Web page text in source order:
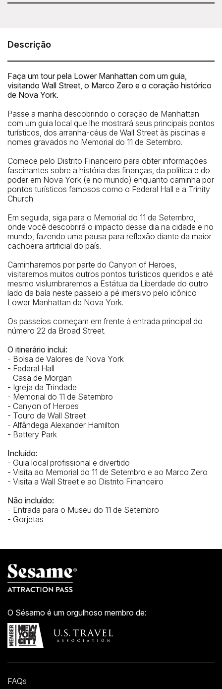
Telefone: +1 (929) 255-3971
Metrô mais próximo
Broad St
Parada de ônibus mais próxima
Descrição
Faça um tour pela Lower Manhattan com um guia,
visitando Wall Street, o Marco Zero e o coração histórico
de Nova York.
Passe a manhã descobrindo o coração de Manhattan
com um guia local que lhe mostrará seus principais pontos
turísticos, dos arranha-céus de Wall Street às piscinas e
nomes gravados no Memorial do 11 de Setembro.
Comece pelo Distrito Financeiro para obter informações
fascinantes sobre a história das finanças, da política e do
poder em Nova York (e no mundo) enquanto caminha por
pontos turísticos famosos como o Federal Hall e a Trinity
Church.
Em seguida, siga para o Memorial do 11 de Setembro,
onde você descobrirá o impacto desse dia na cidade e no
mundo, fazendo uma pausa para reflexão diante da maior
cachoeira artificial do país.
Caminharemos por parte do Canyon of Heroes,
visitaremos muitos outros pontos turísticos queridos e até
mesmo vislumbraremos a Estátua da Liberdade do outro
lado da baía neste passeio a pé imersivo pelo icônico
Lower Manhattan de Nova York.
Os passeios começam em frente à entrada principal do
número 22 da Broad Street.
O itinerário inclui:
- Bolsa de Valores de Nova York
- Federal Hall
- Casa de Morgan
- Igreja da Trindade
- Memorial do 11 de Setembro
- Canyon of Heroes
- Touro de Wall Street
- Alfândega Alexander Hamilton
- Battery Park
Incluído:
- Guia local profissional e divertido
- Visita ao Memorial do 11 de Setembro e ao Marco Zero
- Visita a Wall Street e ao Distrito Financeiro
Não incluído:
- Entrada para o Museu do 11 de Setembro
- Gorjetas
O Sésamo é um orgulhoso membro de:
FAQs